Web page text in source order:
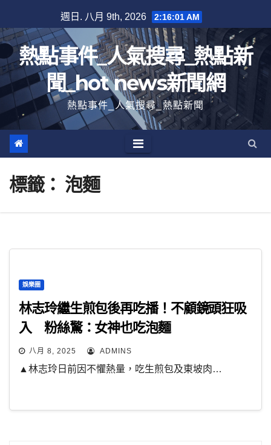
至
內
容
週日. 八月 9th, 2026 2:16:02 AM
熱點事件_人氣搜尋_熱點新
聞_hot news新聞網
熱點事件_人氣搜尋_熱點新聞
標籤： 泡麵
娛樂圈
林志玲繼生煎包後再吃播！不顧鏡頭狂吸
入 粉絲驚：女神也吃泡麵
八月 8, 2025 ADMINS
▲林志玲日前因不懼熱量，吃生煎包及東坡肉…